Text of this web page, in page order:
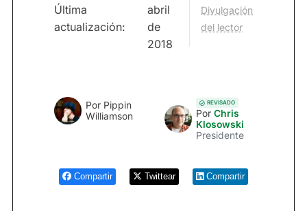
Última
actualización:
abril
de
2018
Divulgación
del lector
Por Pippin
Williamson
REVISADO
Por Chris
Klosowski
Presidente
Compartir Twittear Compartir